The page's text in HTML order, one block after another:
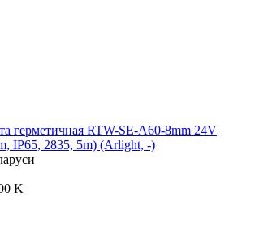
герметичная RTW-SE-A60-8mm 24V
IP65, 2835, 5m) (Arlight, -)
K